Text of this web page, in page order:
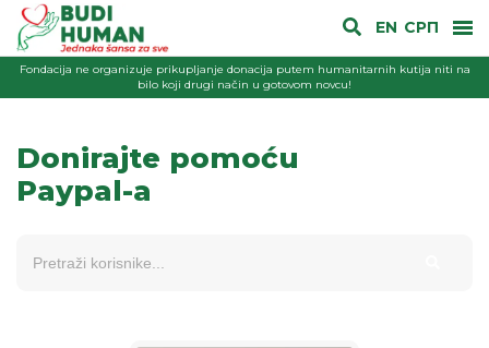
EN СРП
Fondacija ne organizuje prikupljanje donacija putem humanitarnih kutija niti na
bilo koji drugi način u gotovom novcu!
Donirajte pomoću
Paypal-a